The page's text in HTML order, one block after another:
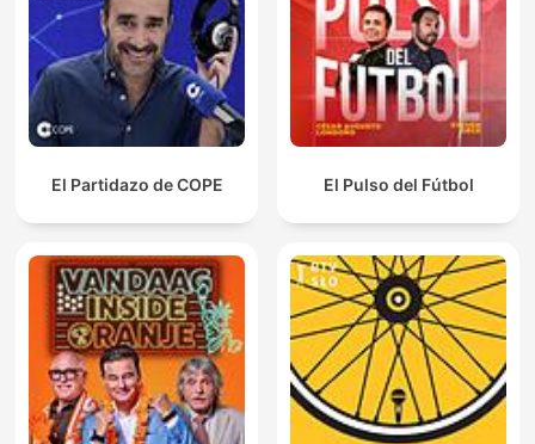
El Partidazo de COPE El Pulso del Fútbol